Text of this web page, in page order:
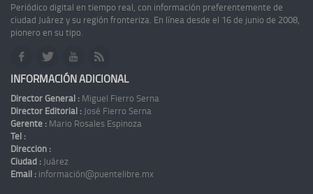
Periódico digital en tiempo real, con información preferentemente de
ciudad Juárez y su región fronteriza. En línea desde el 16 de junio de 2008,
pionero en su tipo.
INFORMACIÓN ADICIONAL
Director General : Miguel Fierro Serna
Director Editorial : José Fierro Serna
Gerente : Mario Rosales Espinoza
Tel :
Dirección :
Ciudad : Juárez
Email : información@puentelibre.mx